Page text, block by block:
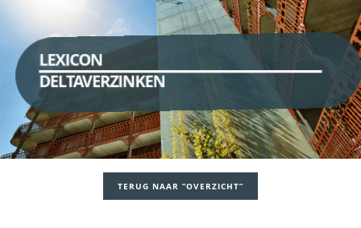
LEXICON
DELTAVERZINKEN
TERUG NAAR “OVERZICHT”